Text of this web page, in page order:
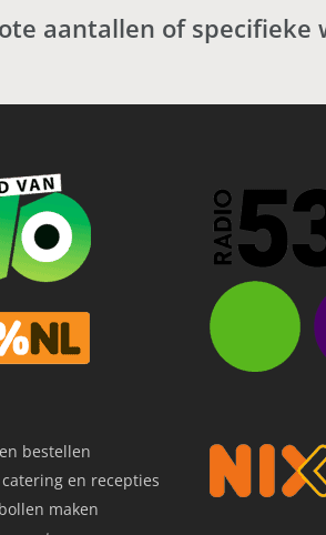
aantallen of specifieke
bestellen
en recepties
maken